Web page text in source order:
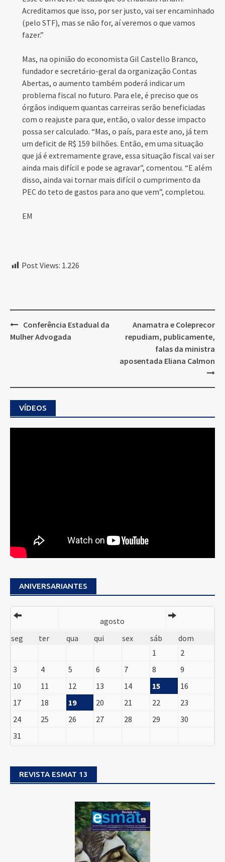
Acreditamos que isso, por ser justo, vai ser encaminhado
(pelo STF), mas se não for, aí veremos o que vamos
fazer.”
Mas, na opinião do economista Gil Castello Branco,
fundador e secretário-geral da organização Contas
Abertas, o aumento também poderá indicar um
problema fiscal no futuro. Para ele, é preciso que os
órgãos indiquem quantas carreiras serão beneficiadas
com o reajuste para que, então, o valor desse impacto
possa ser calculado. “Mas, o país, para este ano, já tem
um deficit de R$ 159 bilhões. Então, em uma situação
que já é extremamente grave, essa situação fiscal vai ser
ainda mais difícil e pode se agravar”, comentou. “E além
disso, ainda vai tornar mais difícil o cumprimento da
PEC do teto de gastos para ano que vem”, completou.
EM
Post Views: 1.226
Post
navigation
Conferência Estadual da
Mulher Advogada
Anamatra e Coleprecor
repudiam, publicamente,
falas da ministra
aposentada Eliana Calmon
VÍDEOS
ANIVERSARIANTES
agosto
seg
ter qua qui sex sáb
dom
1
2
3
4 5 6 7 8
9
10
11 12 13 14 15
16
17
18 19 20 21 22
23
24
25 26 27 28 29
30
31
REVISTA ESMAT 13